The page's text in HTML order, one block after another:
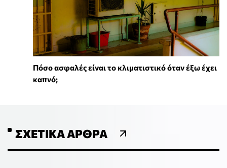
Πόσο ασφαλές είναι το κλιματιστικό όταν έξω έχει
καπνό;
ΣΧΕΤΙΚΆ ΆΡΘΡΑ